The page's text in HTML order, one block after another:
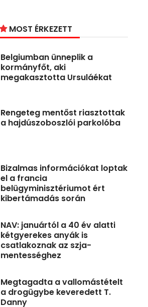
MOST ÉRKEZETT
Belgiumban ünneplik a
kormányfőt, aki
megakasztotta Ursuláékat
Rengeteg mentőst riasztottak
a hajdúszoboszlói parkolóba
Bizalmas információkat loptak
el a francia
belügyminisztériumot ért
kibertámadás során
NAV: januártól a 40 év alatti
kétgyerekes anyák is
csatlakoznak az szja-
mentességhez
Megtagadta a vallomástételt
a drogügybe keveredett T.
Danny